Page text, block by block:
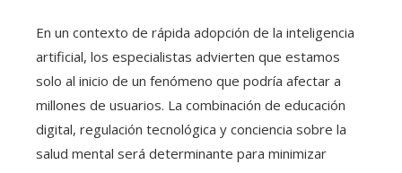
En un contexto de rápida adopción de la inteligencia
artificial, los especialistas advierten que estamos
solo al inicio de un fenómeno que podría afectar a
millones de usuarios. La combinación de educación
digital, regulación tecnológica y conciencia sobre la
salud mental será determinante para minimizar